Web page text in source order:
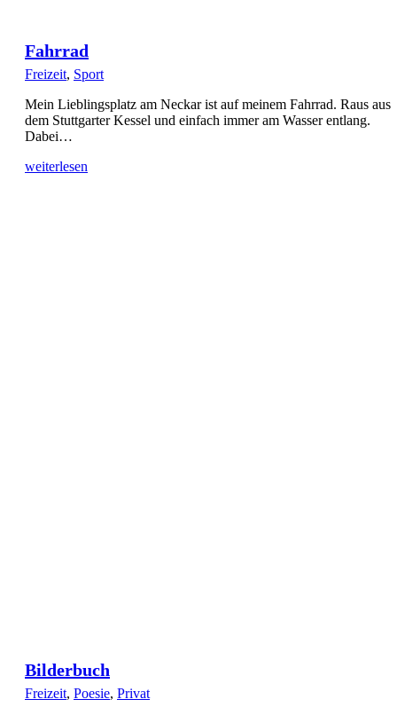
Fahrrad
Freizeit, Sport
Mein Lieblingsplatz am Neckar ist auf meinem Fahrrad. Raus aus
dem Stuttgarter Kessel und einfach immer am Wasser entlang.
Dabei…
weiterlesen
Bilderbuch
Freizeit, Poesie, Privat